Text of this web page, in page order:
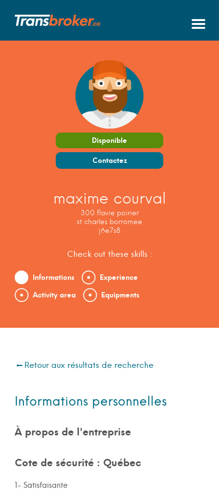
Disponible
Contactez
maxime courval
300 flavie poirier
st charles borromee
j6e7s8
Check out these skills :
Informations
Experience
Activity area
Equipments
Retour aux résultats de recherche
Informations personnelles
À propos de l'entreprise
Cote de sécurité : Québec
1- Satisfaisante